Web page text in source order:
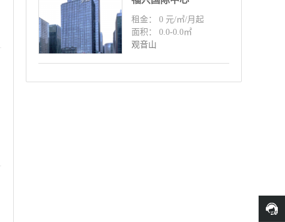
租金： 0 元/㎡/月起
面积： 0.0-0.0㎡
观音山